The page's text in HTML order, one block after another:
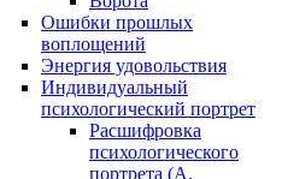
Ошибки прошлых
воплощений
Энергия удовольствия
Индивидуальный
психологический портрет
Расшифровка
психологического
портрета (А.